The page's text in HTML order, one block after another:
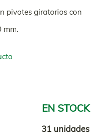
pivotes giratorios con
mm.
EN STOCK
31 unidades